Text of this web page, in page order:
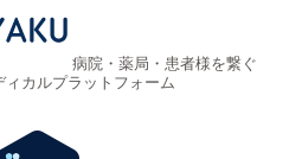
病院・薬局・患者様を繋ぐ
ィカルプラットフォーム